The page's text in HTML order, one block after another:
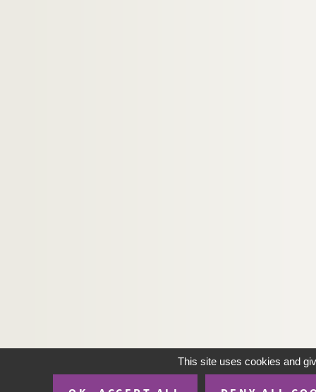
This site uses cookies and